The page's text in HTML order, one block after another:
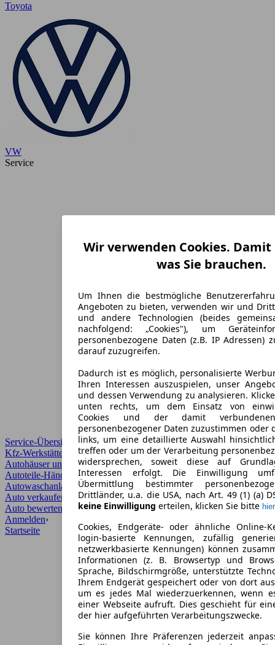
Toyota
VW
Service
Service-Übersicht
Kfz-Werkstätten
Autohäuser und Händler
Autoteile-Händler
Autowaschanlagen
Auto verkaufen
Auto bewerten
Anmelden›
Startseite
Wir verwenden Cookies.
was Sie brauchen.
Um Ihnen die bestmögliche
Angeboten zu bieten, verwenden wir und
und andere Technologien (beides
nachfolgend: „Cookies"), um
personenbezogene Daten (z.B. IP Adressen)
darauf zuzugreifen.
Dadurch ist es möglich, personalisierte
Ihren Interessen auszuspielen, unser
und dessen Verwendung zu analysieren.
unten rechts, um dem Einsatz von
Cookies und der damit
personenbezogener Daten zuzustimmen oder
links, um eine detaillierte Auswahl
treffen oder um der Verarbeitung
widersprechen, soweit diese auf
Interessen erfolgt. Die Einwilligung
Übermittlung bestimmter
Drittländer, u.a. die USA, nach Art. 49 (1) (a)
keine Einwilligung erteilen, klicken Sie bitte hier
Cookies, Endgeräte- oder ähnliche Online-
login-basierte Kennungen, zufällig
netzwerkbasierte Kennungen) können
Informationen (z. B. Browsertyp und
Sprache, Bildschirmgröße, unterstützte
Ihrem Endgerät gespeichert oder von dort
um es jedes Mal wiederzuerkennen, wenn
einer Webseite aufruft. Dies geschieht für
der hier aufgeführten Verarbeitungszwecke.
Sie können Ihre Präferenzen jederzeit